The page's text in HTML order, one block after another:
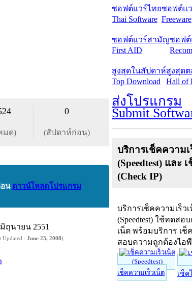
มด)
0
(สัปดาห์ก่อน)
น ดาวน์โหลดโปรแกรม
ถุนายน 2551
Updated : June 23, 2008)
ซอฟต์แวร์ไทย
Thai Software
ซอฟต์แ
Freeware
ซอฟต์แวร์สามัญ
First AID
ซอฟต์
สูงสุดในสัปดาห์
Top Download
สูงสุด
Hall of
ส่งโปรแกรม
Submit
บริการเช็คความเ
(Speedtest) และ
(Check IP)
บริการเช็คความเร็ว
(Speedtest) ใช้ทดสอ
เน็ต พร้อมบริการ เช็
สอบความถูกต้องไอ
เช็คความเร็วเน็ต เช็ค